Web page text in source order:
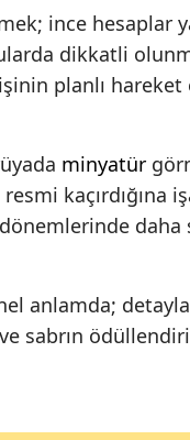
ince hesaplar
dikkatli
planlı
minyatür
kaçırdığına
daha
anlamda;
sabrın